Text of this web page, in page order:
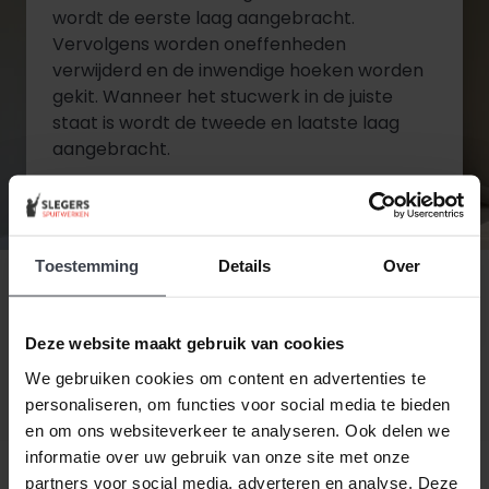
Toestemming Details Over
Deze website maakt gebruik van cookies
We gebruiken cookies om content en advertenties te
personaliseren, om functies voor social media te bieden
en om ons websiteverkeer te analyseren. Ook delen we
informatie over uw gebruik van onze site met onze
partners voor social media, adverteren en analyse. Deze
wordt de eerste laag aangebracht.
Vervolgens worden oneffenheden
verwijderd en de inwendige hoeken worden
gekit. Wanneer het stucwerk in de juiste
staat is wordt de tweede en laatste laag
aangebracht.
Contact opnemen
Diensten bekijken